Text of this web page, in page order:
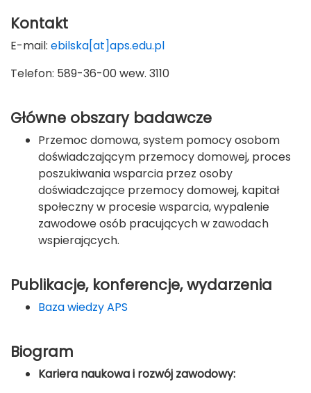
Kontakt
E-mail: ebilska[at]aps.edu.pl
Telefon: 589-36-00 wew. 3110
Główne obszary badawcze
Przemoc domowa, system pomocy osobom
doświadczającym przemocy domowej, proces
poszukiwania wsparcia przez osoby
doświadczające przemocy domowej, kapitał
społeczny w procesie wsparcia, wypalenie
zawodowe osób pracujących w zawodach
wspierających.
Publikacje, konferencje, wydarzenia
Baza wiedzy APS
Biogram
Kariera naukowa i rozwój zawodowy: